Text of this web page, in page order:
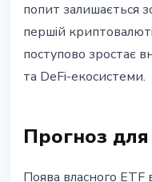
попит залишається
першій
поступово зростає
та DeFi-екосистеми.
Прогноз
Поява власного ETF